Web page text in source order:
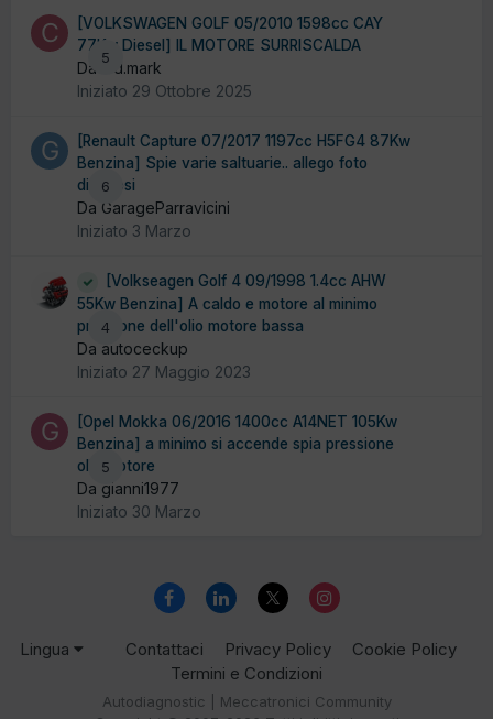
5
[VOLKSWAGEN GOLF 05/2010 1598cc CAY
77Kw Diesel] IL MOTORE SURRISCALDA
Da c.d.mark
Iniziato 29 Ottobre 2025
6
[Renault Capture 07/2017 1197cc H5FG4 87Kw
Benzina] Spie varie saltuarie.. allego foto
diagnosi
Da GarageParravicini
Iniziato 3 Marzo
4
[Volkseagen Golf 4 09/1998 1.4cc AHW
55Kw Benzina] A caldo e motore al minimo
pressione dell'olio motore bassa
Da autoceckup
Iniziato 27 Maggio 2023
5
[Opel Mokka 06/2016 1400cc A14NET 105Kw
Benzina] a minimo si accende spia pressione
olio motore
Da gianni1977
Iniziato 30 Marzo
Lingua Contattaci Privacy Policy
Cookie Policy
Termini e Condizioni
Autodiagnostic | Meccatronici Community